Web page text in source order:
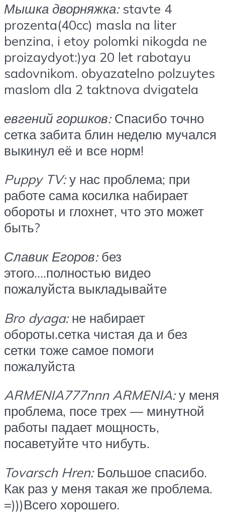
Мышка дворняжка:stavte 4
prozenta(40cc) masla na liter
benzina, i etoy polomki nikogda ne
proizaydyot:)ya 20 let rabotayu
sadovnikom. obyazatelno polzuytes
maslom dla 2 taktnova dvigatela
евгений горшков:Спасибо точно
сетка забита блин неделю мучался
выкинул её и все норм!
Puppy TV:у нас проблема; при
работе сама косилка набирает
обороты и глохнет, что это может
быть?
Славик Егоров:без
этого….полностью видео
пожалуйста выкладывайте
Bro dyaga:не набирает
обороты.сетка чистая да и без
сетки тоже самое помоги
пожалуйста
ARMENIA777nnn ARMENIA:у меня
проблема, посе трех — минутной
работы падает мощность,
посаветуйте что нибуть.
Tovarsch Hren:Большое спасибо.
Как раз у меня такая же проблема.
=)))Всего хорошего.